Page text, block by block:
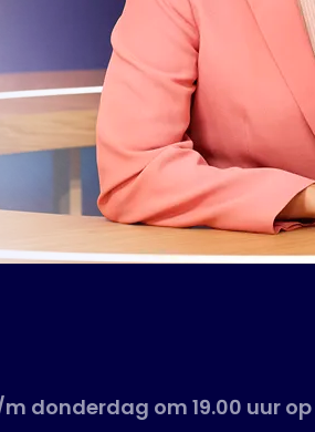
donderdag om 19.00 uur op